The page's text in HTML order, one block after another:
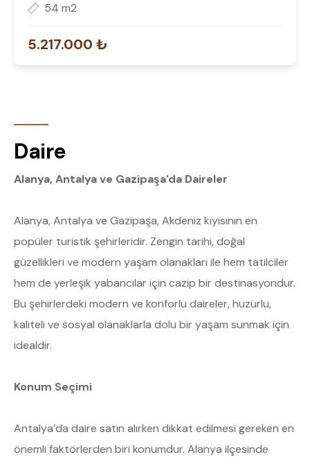
54 m2
5.217.000 ₺
Daire
Alanya, Antalya ve Gazipaşa'da Daireler
Alanya, Antalya ve Gazipaşa, Akdeniz kıyısının en
popüler turistik şehirleridir. Zengin tarihi, doğal
güzellikleri ve modern yaşam olanakları ile hem tatilciler
hem de yerleşik yabancılar için cazip bir destinasyondur.
Bu şehirlerdeki modern ve konforlu daireler, huzurlu,
kaliteli ve sosyal olanaklarla dolu bir yaşam sunmak için
idealdir.
Konum Seçimi
Antalya’da daire satın alırken dikkat edilmesi gereken en
önemli faktörlerden biri konumdur. Alanya ilçesinde